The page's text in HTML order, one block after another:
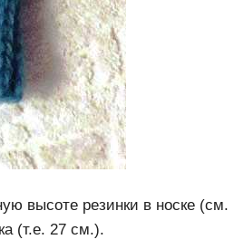
высоте резинки в носке (см.
(т.е. 27 см.).